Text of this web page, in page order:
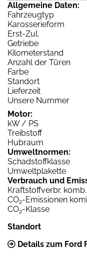
Allgemeine Daten:
Fahrzeugtyp
Karosserieform
Erst-Zul.
Getriebe
Kilometerstand
Anzahl der Türen
Farbe
Standort
Lieferzeit
Unsere Nummer
Motor:
kW / PS
Treibstoff
Hubraum
Umweltnormen:
Schadstoffklasse
Umweltplakette
Verbrauch und
Kraftstoffverbr. komb.
CO2-Emissionen
CO2-Klasse
Standort
Details zum Ford